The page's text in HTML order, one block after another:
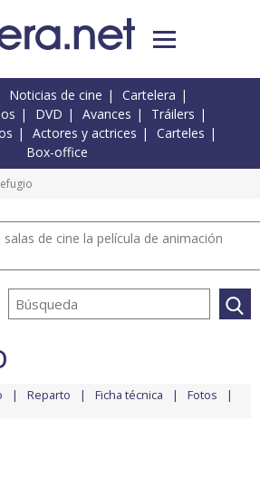
Noticias de cine
Cartelera
DVD Avances
Tráilers
Actores y actrices
Carteles
Box-office
salas de cine la película de animación
Reparto Ficha técnica Fotos